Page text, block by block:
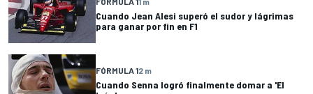
Cuando Jean Alesi superó el sudor y lágrimas
para ganar por fin en F1
FÓRMULA 12 m
Cuando Senna logró finalmente domar a 'El